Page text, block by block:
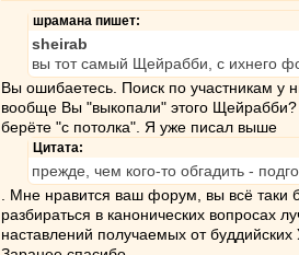
шрамана пишет:
sheirab
вы тот самый Щейрабби, с ихнего
Вы ошибаетесь. Поиск по участникам
вообще Вы "выкопали" этого Щейрабби?
берёте "с потолка". Я уже писал выше
Цитата:
прежде, чем кого-то обгадить -
. Мне нравится ваш форум, вы всё таки
разбираться в канонических вопросах
наставлений получаемых от